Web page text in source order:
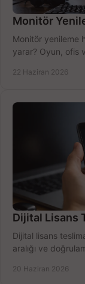
Monitör
Monitör yenileme
yarar? Oyun, ofis
22 Haziran 2026
Dijital Lisans
Dijital lisans
aralığı ve
20 Haziran 2026